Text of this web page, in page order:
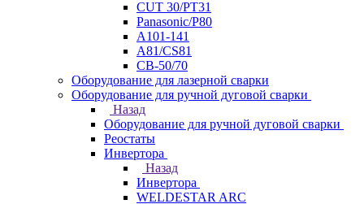
CUT 30/PT31
Panasonic/P80
А101-141
А81/CS81
СВ-50/70
Оборудование для лазерной сварки
Оборудование для ручной дуговой сварки
Назад
Оборудование для ручной дуговой сварки
Реостаты
Инвертора
Назад
Инвертора
WELDESTAR ARC